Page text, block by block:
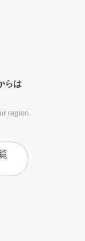
らは
region.